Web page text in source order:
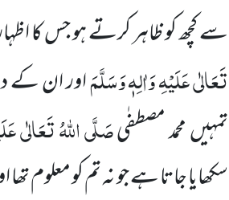
سے کچھ کو ظاہر کرتے ہو جس کا
تَعَالٰی عَلَیْہِ وَاٰلِہٖ وَسَلَّمَاور ان کے
تمہیں محمد مصطفٰیصَلَّی اللہُ تَعَالٰی
سکھایا جاتا ہے جو نہ تم کو معلوم